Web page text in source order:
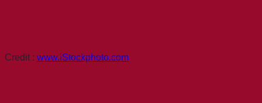
Credit : www.iStockphoto.com